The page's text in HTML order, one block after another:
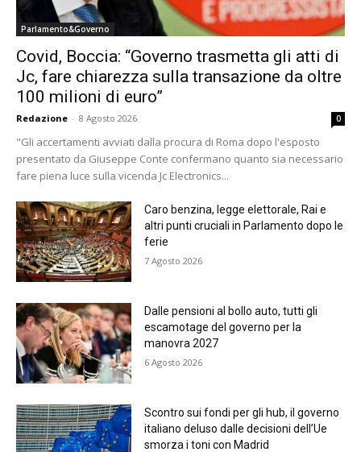
Parlamento&Governo
Covid, Boccia: “Governo trasmetta gli atti di
Jc, fare chiarezza sulla transazione da oltre
100 milioni di euro”
Redazione - 8 Agosto 2026 0
"Gli accertamenti avviati dalla procura di Roma dopo l'esposto
presentato da Giuseppe Conte confermano quanto sia necessario
fare piena luce sulla vicenda Jc Electronics...
Caro benzina, legge elettorale, Rai e
altri punti cruciali in Parlamento dopo le
ferie
7 Agosto 2026
Dalle pensioni al bollo auto, tutti gli
escamotage del governo per la
manovra 2027
6 Agosto 2026
Scontro sui fondi per gli hub, il governo
italiano deluso dalle decisioni dell’Ue
smorza i toni con Madrid